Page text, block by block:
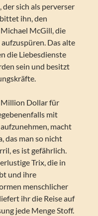
der sich als perverser
ihn, den
McGill, die
Das alte
die Liebesdienste
sein und besitzt
Dollar für
mit
macht
das man so nicht
es ist gefährlich.
Trix, die in
und ihre
menschlicher
ihr die Reise auf
jede Menge Stoff.